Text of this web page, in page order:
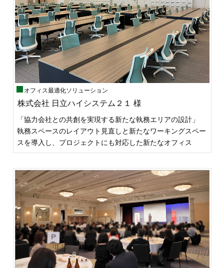
オフィス最適化ソリューション
株式会社 日立ハイシステム２１ 様
「協力会社との共創を実現する新たな執務エリアの設計」
執務スペースのレイアウト見直しと新たなワーキングスペー
スを導入し、プロジェクトにも対応した新たなオフィス